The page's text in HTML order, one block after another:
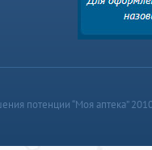
потенции “Моя аптека”